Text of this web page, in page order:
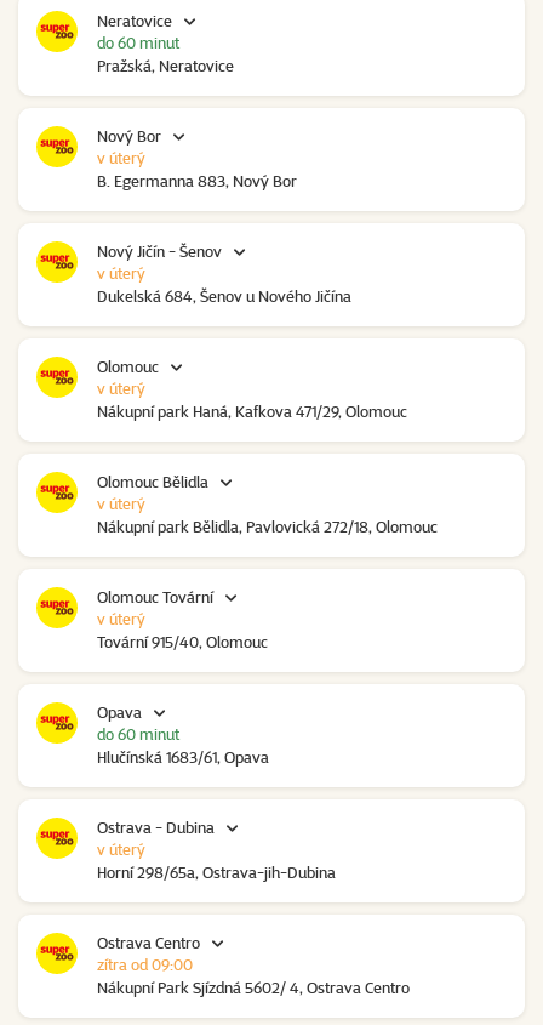
Neratovice
Pražská, Neratovice
do 60 minut
Nový Bor
B. Egermanna 883, Nový Bor
v úterý
Nový Jičín - Šenov
Dukelská 684, Šenov u Nového Jičína
v úterý
Olomouc
Nákupní park Haná, Kafkova 471/29, Olomouc
v úterý
Olomouc Bělidla
Nákupní park Bělidla, Pavlovická 272/18, Olomouc
v úterý
Olomouc Tovární
Tovární 915/40, Olomouc
v úterý
Opava
Hlučínská 1683/61, Opava
do 60 minut
Ostrava - Dubina
Horní 298/65a, Ostrava-jih-Dubina
v úterý
Ostrava Centro
Nákupní Park Sjízdná 5602/ 4, Ostrava Centro
zítra od 09:00